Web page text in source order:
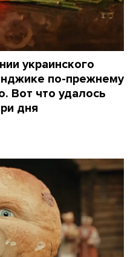
украинского
по-прежнему
Вот что удалось
дня